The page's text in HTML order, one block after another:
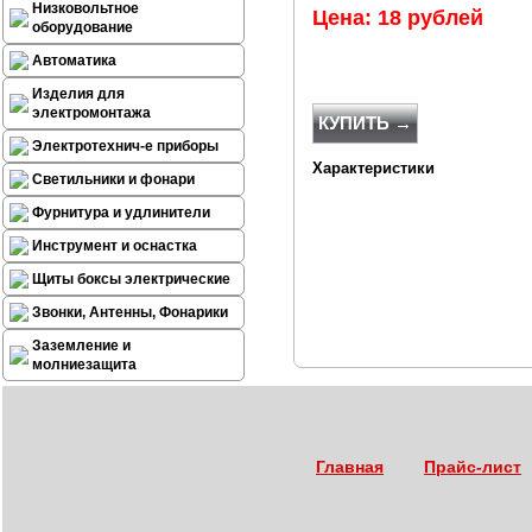
Низковольтное
оборудование
Автоматика
Изделия для
электромонтажа
Электротехнич-е приборы
Светильники и фонари
Фурнитура и удлинители
Инструмент и оснастка
Щиты боксы электрические
Звонки, Антенны, Фонарики
Заземление и
молниезащита
Цена: 18 рублей
КУПИТЬ →
Характеристики
Главная Прайс-лист